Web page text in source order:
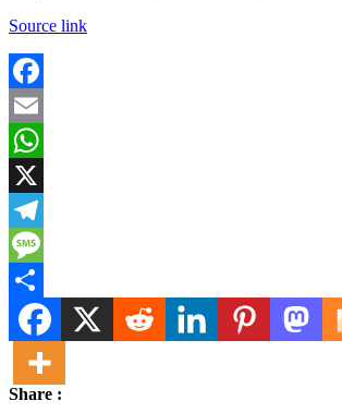
Source link
Facebook
Email
WhatsApp
X
Telegram
Message
Share
Share :